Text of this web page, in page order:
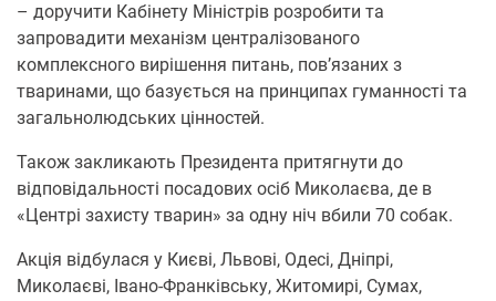
– доручити Кабінету Міністрів розробити та
запровадити механізм централізованого
комплексного вирішення питань, пов’язаних з
тваринами, що базується на принципах гуманності та
загальнолюдських цінностей.
Також закликають Президента притягнути до
відповідальності посадових осіб Миколаєва, де в
«Центрі захисту тварин» за одну ніч вбили 70 собак.
Акція відбулася у Києві, Львові, Одесі, Дніпрі,
Миколаєві, Івано-Франківську, Житомирі, Сумах,